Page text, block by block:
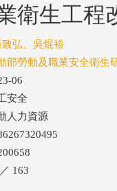
衛生工程
致弘、吳焜裕
部勞動及職業安全衛生
06
安全
人力資源
163